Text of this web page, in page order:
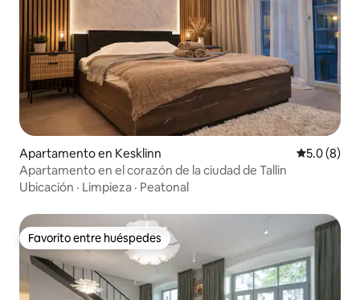
Apartamento en Kesklinn
5.0 (8)
Apartamento en el corazón de la ciudad de Tallin
Ubicación · Limpieza · Peatonal
Favorito entre huéspedes
Favorito entre huéspedes